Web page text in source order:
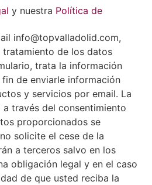
y nuestra Política de
info@topvalladolid.com,
de los datos
trata la información
de enviarle información
y servicios por email. La
través del consentimiento
proporcionados se
solicite el cese de la
a terceros salvo en los
obligación legal y en el caso
de que usted reciba la